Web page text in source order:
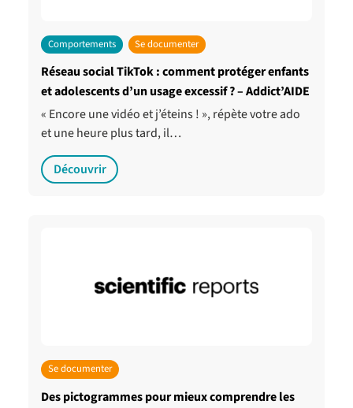
Comportements Se documenter
Réseau social TikTok : comment protéger enfants
et adolescents d’un usage excessif ? – Addict’AIDE
« Encore une vidéo et j’éteins ! », répète votre ado
et une heure plus tard, il…
Découvrir
Se documenter
Des pictogrammes pour mieux comprendre les